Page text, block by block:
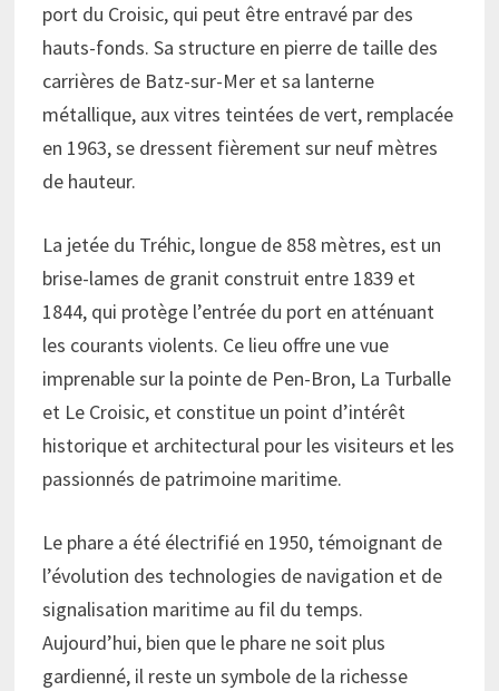
port du Croisic, qui peut être entravé par des
hauts-fonds. Sa structure en pierre de taille des
carrières de Batz-sur-Mer et sa lanterne
métallique, aux vitres teintées de vert, remplacée
en 1963, se dressent fièrement sur neuf mètres
de hauteur.
La jetée du Tréhic, longue de 858 mètres, est un
brise-lames de granit construit entre 1839 et
1844, qui protège l’entrée du port en atténuant
les courants violents. Ce lieu offre une vue
imprenable sur la pointe de Pen-Bron, La Turballe
et Le Croisic, et constitue un point d’intérêt
historique et architectural pour les visiteurs et les
passionnés de patrimoine maritime.
Le phare a été électrifié en 1950, témoignant de
l’évolution des technologies de navigation et de
signalisation maritime au fil du temps.
Aujourd’hui, bien que le phare ne soit plus
gardienné, il reste un symbole de la richesse